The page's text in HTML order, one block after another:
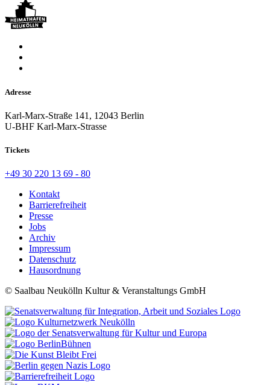
Adresse
Karl-Marx-Straße 141, 12043 Berlin
U-BHF Karl-Marx-Strasse
Tickets
+49 30 220 13 69 - 80
Kontakt
Barrierefreiheit
Presse
Jobs
Archiv
Impressum
Datenschutz
Hausordnung
© Saalbau Neukölln Kultur & Veranstaltungs GmbH